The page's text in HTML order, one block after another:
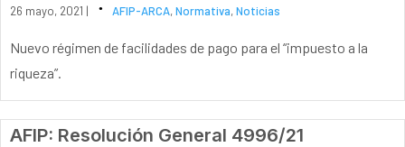
26 mayo, 2021 | AFIP-ARCA,Normativa,Noticias
Nuevo régimen de facilidades de pago para el “impuesto a la
riqueza”.
AFIP: Resolución General 4996/21